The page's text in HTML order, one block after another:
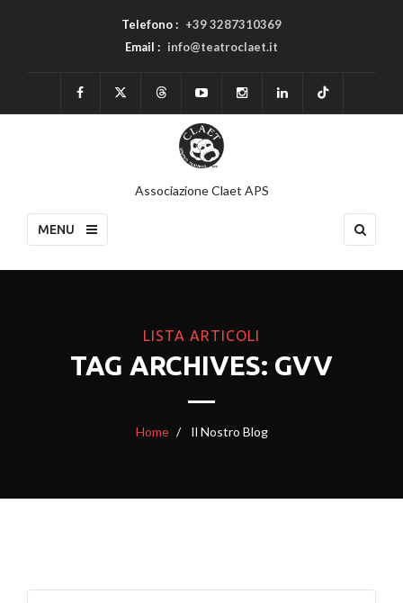
Telefono : +39 3287310369
Email : info@teatroclaet.it
Associazione Claet APS
MENU
LISTA ARTICOLI
TAG ARCHIVES: GVV
Home Il Nostro Blog